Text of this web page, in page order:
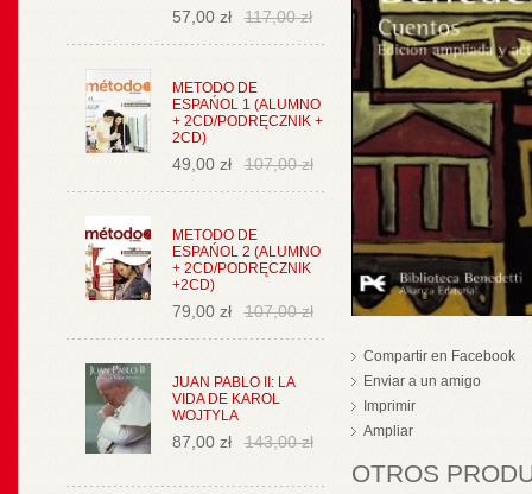
57,00 zł 117,00 zł
METODO DE
ESPAŃOL 1 (ALUMNO
+ 2CD/PODRĘCZNIK +
2CD)
49,00 zł 107,00 zł
METODO DE
ESPAŃOL 2 (ALUMNO
+ 2CD/PODRĘCZNIK
+2CD)
79,00 zł 107,00 zł
JUAN PABLO II: LA
VIDA DE KAROL
WOJTYLA
87,00 zł 143,00 zł
Compartir en Facebook
Enviar a un amigo
Imprimir
Ampliar
OTROS